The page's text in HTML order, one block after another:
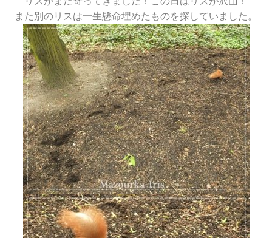
また別のリスは一生懸命埋めたものを探していました。